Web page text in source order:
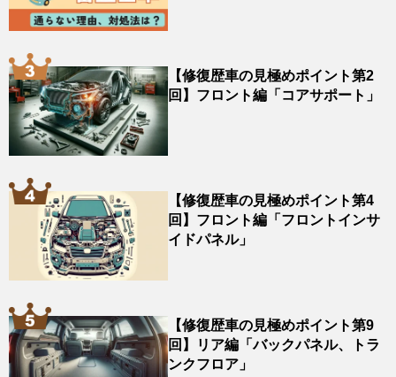
【修復歴車の見極めポイント第2
回】フロント編「コアサポート」
【修復歴車の見極めポイント第4
回】フロント編「フロントインサ
イドパネル」
【修復歴車の見極めポイント第9
回】リア編「バックパネル、トラ
ンクフロア」